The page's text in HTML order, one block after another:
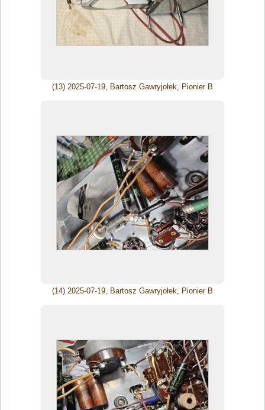
(13) 2025-07-19, Bartosz Gawryjołek, Pionier B
(14) 2025-07-19, Bartosz Gawryjołek, Pionier B